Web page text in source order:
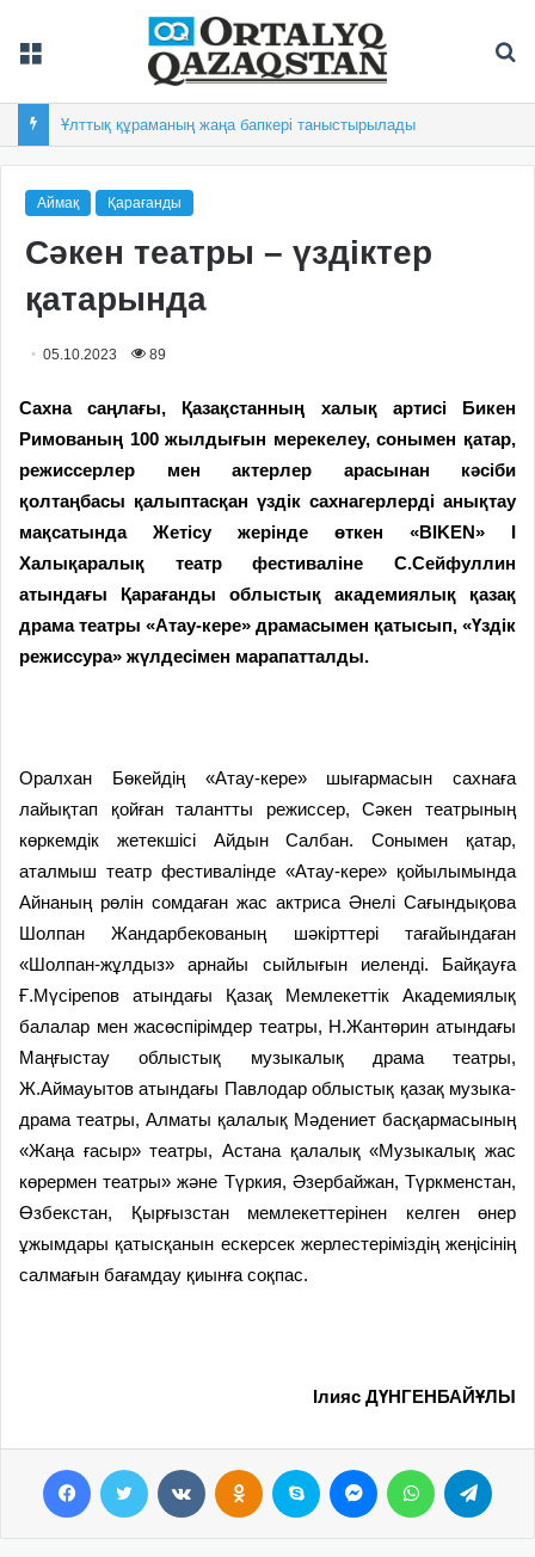
Ұлттық құраманың жаңа бапкері таныстырылады
Аймақ Қарағанды
Сәкен театры – үздіктер
қатарында
05.10.2023 89
Сахна саңлағы, Қазақстанның халық артисі Бикен
Римованың 100 жылдығын мерекелеу, сонымен қатар,
режиссерлер мен актерлер арасынан кәсіби
қолтаңбасы қалыптасқан үздік сахнагерлерді анықтау
мақсатында Жетісу жерінде өткен «BIKEN» I
Халықаралық театр фестиваліне С.Сейфуллин
атындағы Қарағанды облыстық академиялық қазақ
драма театры «Атау-кере» драмасымен қатысып, «Үздік
режиссура» жүлдесімен марапатталды.
Оралхан Бөкейдің «Атау-кере» шығармасын сахнаға
лайықтап қойған талантты режиссер, Сәкен театрының
көркемдік жетекшісі Айдын Салбан. Сонымен қатар,
аталмыш театр фестивалінде «Атау-кере» қойылымында
Айнаның рөлін сомдаған жас актриса Әнелі Сағындықова
Шолпан Жандарбекованың шәкірттері тағайындаған
«Шолпан-жұлдыз» арнайы сыйлығын иеленді. Байқауға
Ғ.Мүсірепов атындағы Қазақ Мемлекеттік Академиялық
балалар мен жасөспірімдер театры, Н.Жантөрин атындағы
Маңғыстау облыстық музыкалық драма театры,
Ж.Аймауытов атындағы Павлодар облыстық қазақ музыка-
драма театры, Алматы қалалық Мәдениет басқармасының
«Жаңа ғасыр» театры, Астана қалалық «Музыкалық жас
көрермен театры» және Түркия, Әзербайжан, Түркменстан,
Өзбекстан, Қырғызстан мемлекеттерінен келген өнер
ұжымдары қатысқанын ескерсек жерлестеріміздің жеңісінің
салмағын бағамдау қиынға соқпас.
Ілияс ДҮНГЕНБАЙҰЛЫ